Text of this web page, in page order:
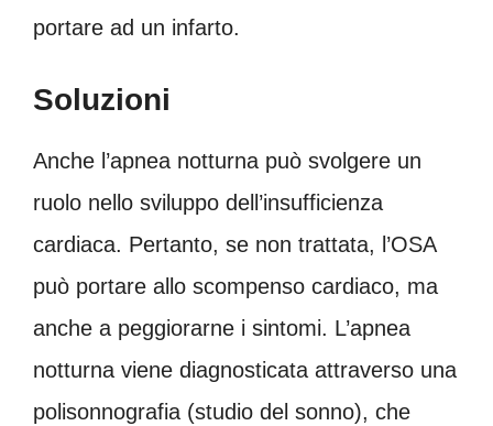
portare ad un infarto.
Soluzioni
Anche l’apnea notturna può svolgere un
ruolo nello sviluppo dell’insufficienza
cardiaca. Pertanto, se non trattata, l’OSA
può portare allo scompenso cardiaco, ma
anche a peggiorarne i sintomi. L’apnea
notturna viene diagnosticata attraverso una
polisonnografia (studio del sonno), che